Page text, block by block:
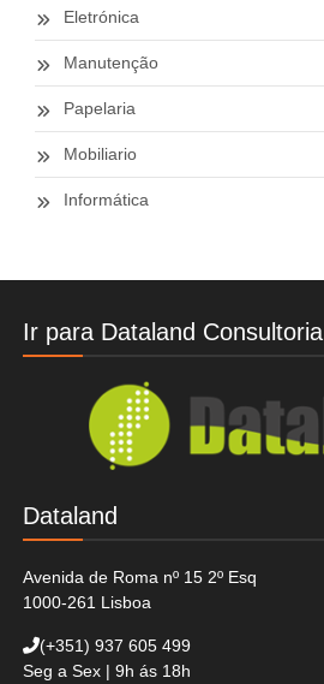
Eletrónica
Manutenção
Papelaria
Mobiliario
Informática
Ir para Dataland Consultoria
Dataland
Avenida de Roma nº 15 2º Esq
1000-261 Lisboa
(+351) 937 605 499
Seg a Sex | 9h ás 18h